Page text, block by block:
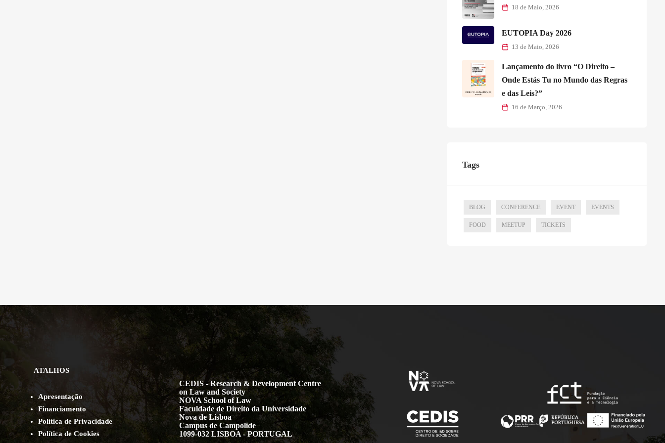
18 de Maio, 2026
EUTOPIA Day 2026
13 de Maio, 2026
Lançamento do livro “O Direito –
Onde Estás Tu no Mundo das Regras
e das Leis?”
16 de Março, 2026
Tags
BLOG CONFERENCE EVENT EVENTS
FOOD MEETUP TICKETS
ATALHOS
Apresentação
Financiamento
Política de Privacidade
Política de Cookies
CEDIS - Research & Development Centre
on Law and Society
NOVA School of Law
Faculdade de Direito da Universidade
Nova de Lisboa
Campus de Campolide
1099-032 LISBOA - PORTUGAL